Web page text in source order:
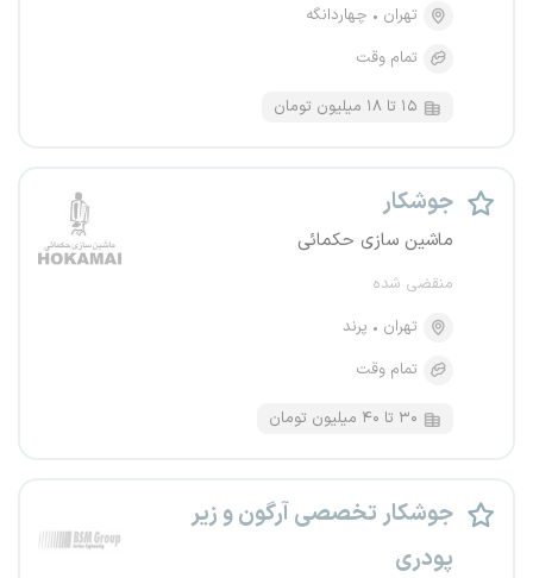
تهران
چهاردانگه
تمام وقت
۱۵ تا ۱۸ میلیون تومان
جوشکار
ماشین سازی حکمائی
منقضی شده
تهران
پرند
تمام وقت
۳۰ تا ۴۰ میلیون تومان
جوشکار تخصصی آرگون و زیر
پودری